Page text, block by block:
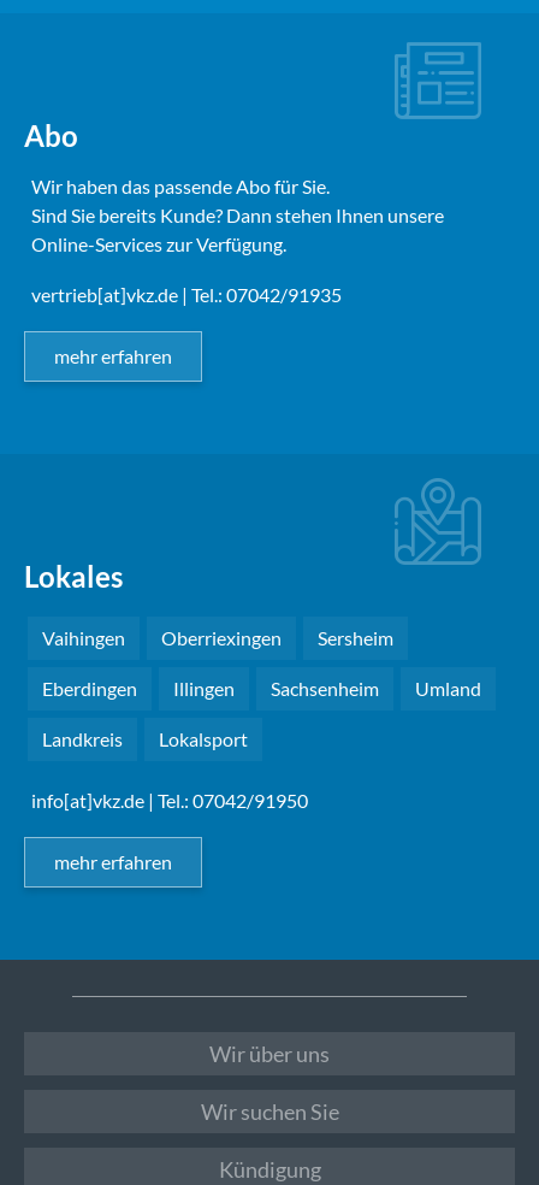
Abo
Wir haben das passende Abo für Sie.
Sind Sie bereits Kunde? Dann stehen Ihnen unsere
Online-Services zur Verfügung.
vertrieb[at]vkz.de | Tel.: 07042/91935
mehr erfahren
Lokales
Vaihingen Oberriexingen Sersheim
Eberdingen Illingen Sachsenheim Umland
Landkreis Lokalsport
info[at]vkz.de | Tel.: 07042/91950
mehr erfahren
Wir über uns
Wir suchen Sie
Kündigung